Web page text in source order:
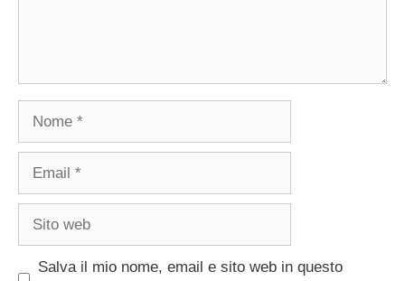
Salva il mio nome, email e sito web in questo